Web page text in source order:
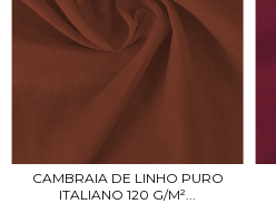
CAMBRAIA DE LINHO PURO
ITALIANO 120 G/M²...